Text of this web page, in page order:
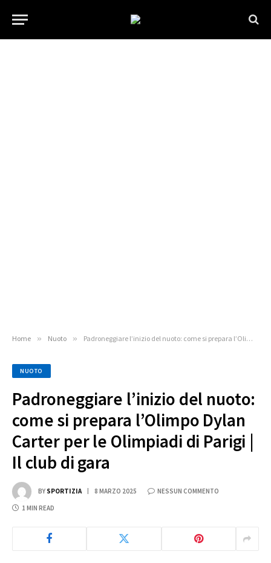
Home » Nuoto » Padroneggiare l’inizio del nuoto: come si prepara l’Olimpo Dylan Carter per le Olimpiadi di Parigi | Il club di gara
NUOTO
Padroneggiare l’inizio del nuoto:
come si prepara l’Olimpo Dylan
Carter per le Olimpiadi di Parigi |
Il club di gara
BY SPORTIZIA 8 MARZO 2025 NESSUN COMMENTO
1 MIN READ